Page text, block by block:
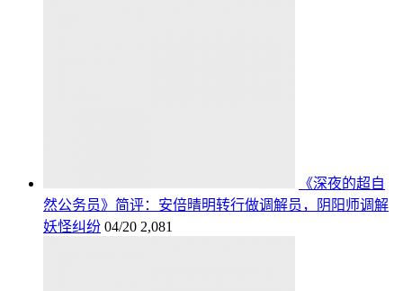
《深夜的超自
然公务员》简评：安倍晴明转行做调解员，阴阳师调解
妖怪纠纷 04/20 2,081